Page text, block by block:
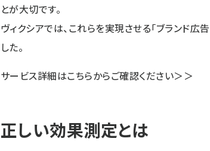
とが大切です。
ヴィクシアでは、これらを実現させる「ブランド
した。
サービス詳細はこちらからご確認ください＞＞
正しい効果測定とは